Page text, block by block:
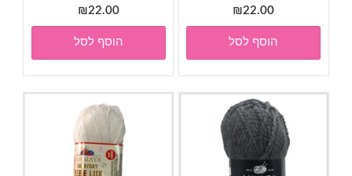
₪22.00
הוסף לסל
₪22.00
הוסף לסל